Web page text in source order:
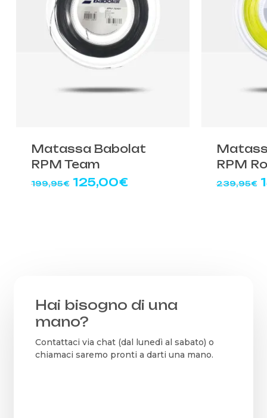
Matassa Babolat
RPM Team
199,95€ Il
125,00€Il
RPM
239,95€ Il
Hai bisogno di una
mano?
Contattaci via chat (dal lunedì al sabato) o
chiamaci saremo pronti a darti una mano.